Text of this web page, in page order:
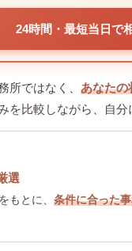
24時間・最短当日で
所ではなく、 あなたの
を比較しながら、自分
選
もとに、 条件に合った